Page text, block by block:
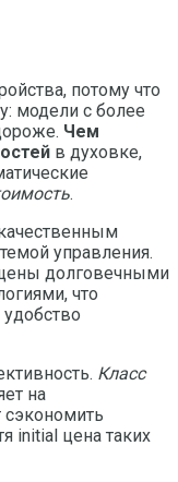
потому что
модели с более
Чем
в духовке,
.
управления.
долговечными
что
Класс
на
initial цена таких